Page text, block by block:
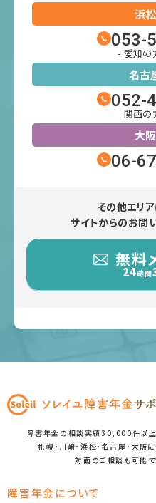
浜
053-
- 愛知の
名古
052-
-関西の
大
06-
その他エリ
サイトからのお問
無料
24時間
障害年金の相談実績30,000件以上
札幌・川崎・浜松・名古屋・大阪
対面のご相談も可能で
障害年金について